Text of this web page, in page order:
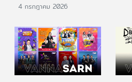
4 กรกฎาคม 2026